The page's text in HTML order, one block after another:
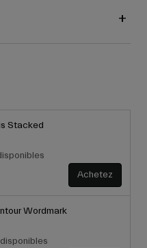
Stacked
Achetez
Wordmark